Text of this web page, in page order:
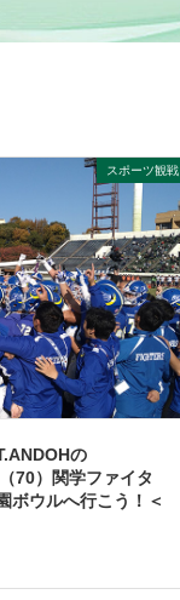
スポーツ観戦
の
70）関学ファイタ
ウルへ行こう！＜